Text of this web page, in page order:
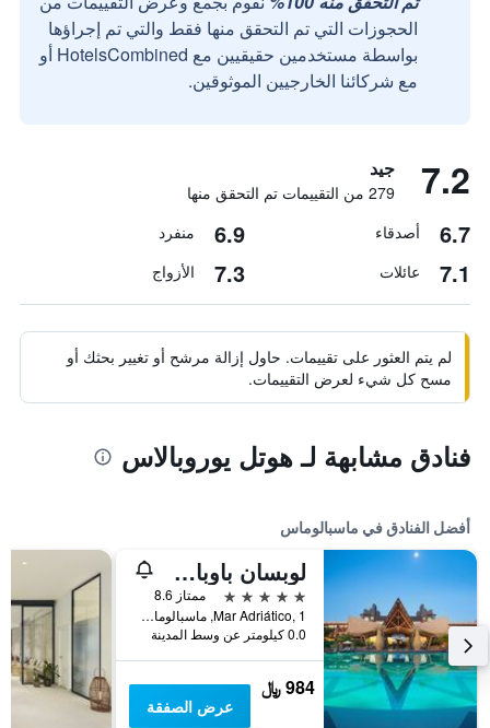
الحجوزات التي تم التحقق منها فقط والتي تم إجراؤها
بواسطة مستخدمين حقيقيين مع HotelsCombined أو
مع شركائنا الخارجيين الموثوقين.
7.2 جيد
279 من التقييمات تم التحقق منها
6.7 أصدقاء 6.9 منفرد
7.1 عائلات 7.3 الأزواج
لم يتم العثور على تقييمات. حاول إزالة مرشح أو تغيير بحثك أو
مسح كل شيء لعرض التقييمات.
فنادق مشابهة لـ هوتل يوروبالاس
أفضل الفنادق في ماسبالوماس
لوبسان باوباب ريزورت
5 نجوم
ممتاز 8.6
Mar Adriático, 1, ماسبالوماس, كناريا الكبرى, أسبانيا
0.0 كيلومتر عن وسط المدينة
984 ﷼
عرض الصفقة